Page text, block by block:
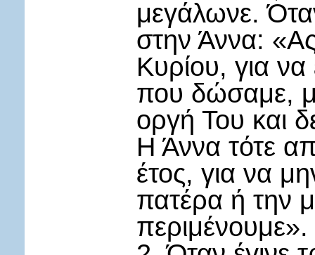
μεγάλωνε.
στην Άννα:
Κυρίου, για
που δώσαμε,
οργή Του και
Η Άννα τότε
έτος, για να
πατέρα ή την
περιμένουμε».